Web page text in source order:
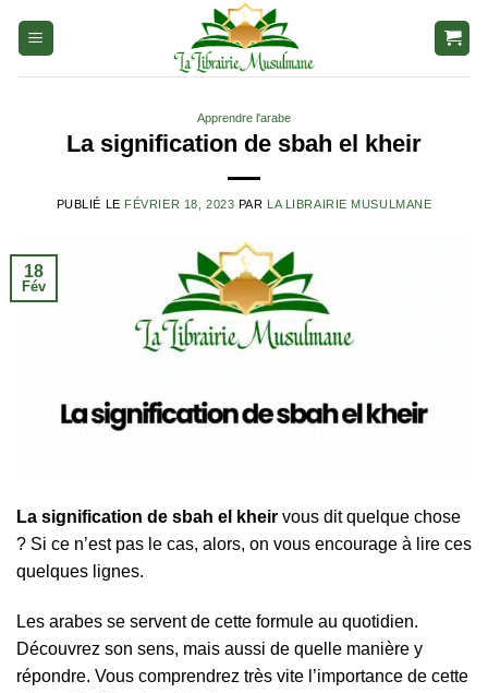
Apprendre l'arabe
La signification de sbah el kheir
PUBLIÉ LE FÉVRIER 18, 2023 PAR LA LIBRAIRIE MUSULMANE
18
Fév
La signification de sbah el kheir vous dit quelque chose
? Si ce n’est pas le cas, alors, on vous encourage à lire ces
quelques lignes.
Les arabes se servent de cette formule au quotidien.
Découvrez son sens, mais aussi de quelle manière y
répondre. Vous comprendrez très vite l’importance de cette